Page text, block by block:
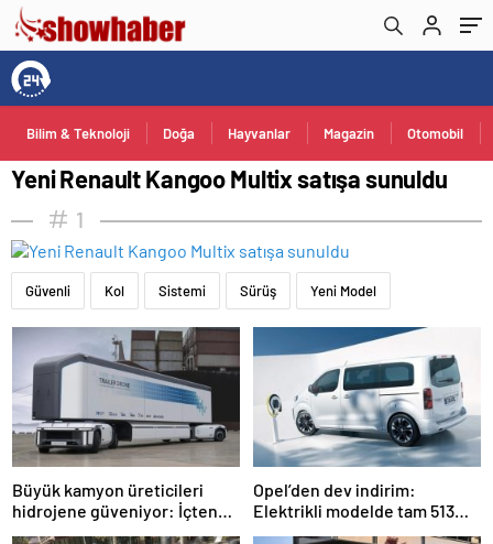
Bilim & Teknoloji Doğa Hayvanlar Magazin Otomobil
Yeni Renault Kangoo Multix satışa sunuldu
1
Güvenli Kol Sistemi Sürüş Yeni Model
Büyük kamyon üreticileri
hidrojene güveniyor: İçten
yanmalı motorlar değişiyor…
Opel’den dev indirim:
Elektrikli modelde tam 513
bin TL indirim açıklandı…